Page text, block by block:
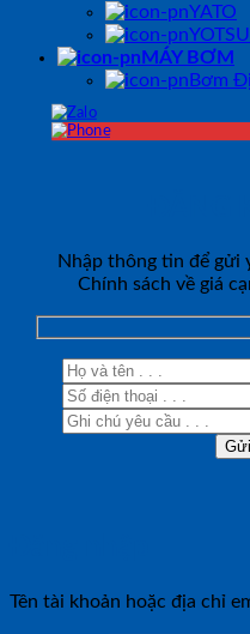
YATO
MÁY BƠM
Bơm
Nhập thông tin để gửi
Chính sách về giá
Tên tài khoản hoặc địa chỉ